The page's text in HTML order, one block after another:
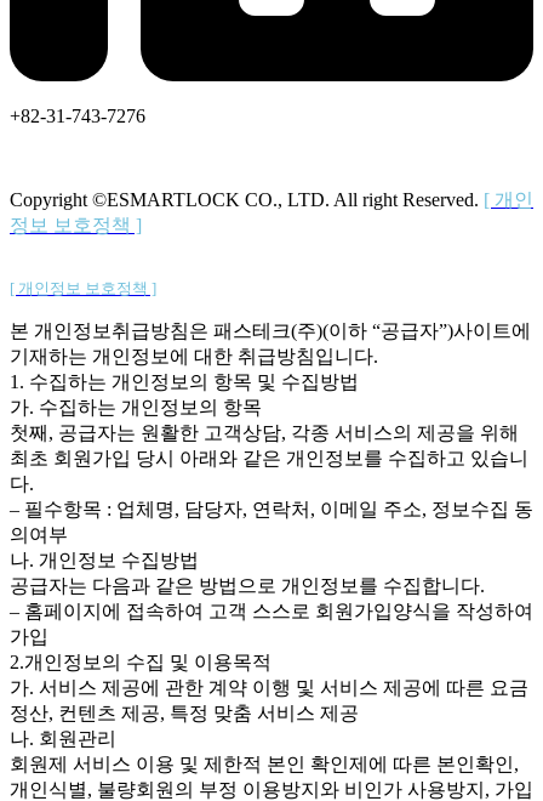
+82-31-743-7276
Copyright ©ESMARTLOCK CO., LTD. All right Reserved. [ 개인
정보 보호정책 ]
[ 개인정보 보호정책 ]
본 개인정보취급방침은 패스테크(주)(이하 “공급자”)사이트에
기재하는 개인정보에 대한 취급방침입니다.
1. 수집하는 개인정보의 항목 및 수집방법
가. 수집하는 개인정보의 항목
첫째, 공급자는 원활한 고객상담, 각종 서비스의 제공을 위해
최초 회원가입 당시 아래와 같은 개인정보를 수집하고 있습니
다.
– 필수항목 : 업체명, 담당자, 연락처, 이메일 주소, 정보수집 동
의여부
나. 개인정보 수집방법
공급자는 다음과 같은 방법으로 개인정보를 수집합니다.
– 홈페이지에 접속하여 고객 스스로 회원가입양식을 작성하여
가입
2.개인정보의 수집 및 이용목적
가. 서비스 제공에 관한 계약 이행 및 서비스 제공에 따른 요금
정산, 컨텐츠 제공, 특정 맞춤 서비스 제공
나. 회원관리
회원제 서비스 이용 및 제한적 본인 확인제에 따른 본인확인,
개인식별, 불량회원의 부정 이용방지와 비인가 사용방지, 가입